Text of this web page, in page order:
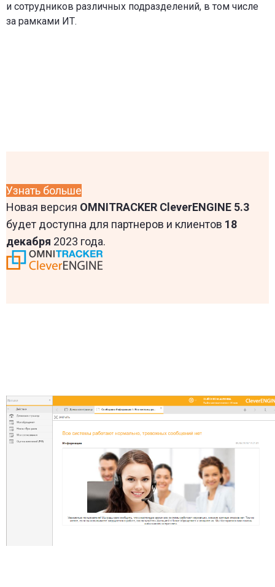
и сотрудников различных подразделений, в том числе
за рамками ИТ.
Узнать больше
Новая версия OMNITRACKER CleverENGINE 5.3
будет доступна для партнеров и клиентов 18
декабря 2023 года.